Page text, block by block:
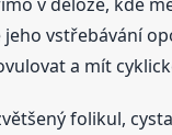
vstřebávání
a mít
folikul,